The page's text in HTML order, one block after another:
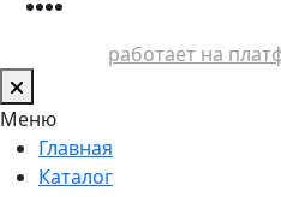
работает на
Меню
Главная
Каталог